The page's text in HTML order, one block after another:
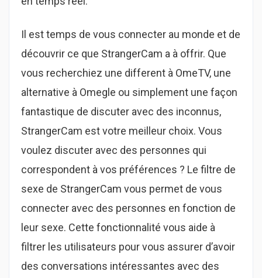
Il est temps de vous connecter au monde et de
découvrir ce que StrangerCam a à offrir. Que
vous recherchiez une different à OmeTV, une
alternative à Omegle ou simplement une façon
fantastique de discuter avec des inconnus,
StrangerCam est votre meilleur choix. Vous
voulez discuter avec des personnes qui
correspondent à vos préférences ? Le filtre de
sexe de StrangerCam vous permet de vous
connecter avec des personnes en fonction de
leur sexe. Cette fonctionnalité vous aide à
filtrer les utilisateurs pour vous assurer d’avoir
des conversations intéressantes avec des